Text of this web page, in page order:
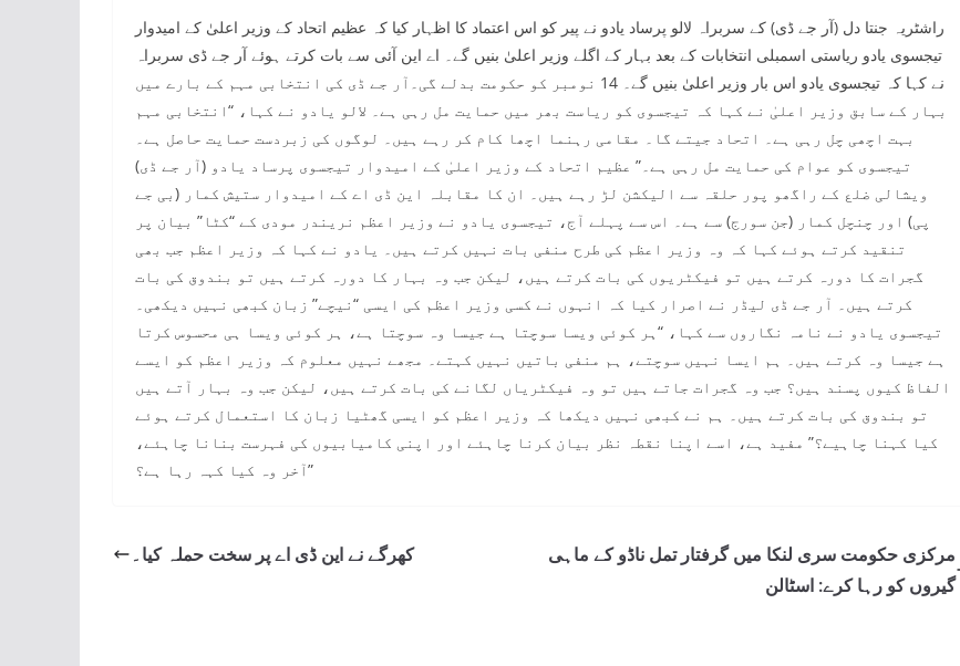
راشٹریہ جنتا دل (آر جے ڈی) کے سربراہ لالو پرساد یادو نے پیر کو اس اعتماد کا اظہار کیا کہ عظیم اتحاد کے وزیر اعلیٰ کے امیدوار
تیجسوی یادو ریاستی اسمبلی انتخابات کے بعد بہار کے اگلے وزیر اعلیٰ بنیں گے۔ اے این آئی سے بات کرتے ہوئے آر جے ڈی سربراہ
نے کہا کہ تیجسوی یادو اس بار وزیر اعلیٰ بنیں گے۔ 14 نومبر کو حکومت بدلے گی۔آر جے ڈی کی انتخابی مہم کے بارے میں
بہار کے سابق وزیر اعلیٰ نے کہا کہ تیجسوی کو ریاست بھر میں حمایت مل رہی ہے۔ لالو یادو نے کہا، “انتخابی مہم
بہت اچھی چل رہی ہے۔ اتحاد جیتے گا۔ مقامی رہنما اچھا کام کر رہے ہیں۔ لوگوں کی زبردست حمایت حاصل ہے۔
تیجسوی کو عوام کی حمایت مل رہی ہے۔” عظیم اتحاد کے وزیر اعلیٰ کے امیدوار تیجسوی پرساد یادو (آر جے ڈی)
ویشالی ضلع کے راگھو پور حلقہ سے الیکشن لڑ رہے ہیں۔ ان کا مقابلہ این ڈی اے کے امیدوار ستیش کمار (بی جے
پی) اور چنچل کمار (جن سورج) سے ہے۔ اس سے پہلے آج، تیجسوی یادو نے وزیر اعظم نریندر مودی کے “کٹا” بیان پر
تنقید کرتے ہوئے کہا کہ وہ وزیر اعظم کی طرح منفی بات نہیں کرتے ہیں۔ یادو نے کہا کہ وزیر اعظم جب بھی
گجرات کا دورہ کرتے ہیں تو فیکٹریوں کی بات کرتے ہیں، لیکن جب وہ بہار کا دورہ کرتے ہیں تو بندوق کی بات
کرتے ہیں۔ آر جے ڈی لیڈر نے اصرار کیا کہ انہوں نے کسی وزیر اعظم کی ایسی “نیچے” زبان کبھی نہیں دیکھی۔
تیجسوی یادو نے نامہ نگاروں سے کہا، “ہر کوئی ویسا سوچتا ہے جیسا وہ سوچتا ہے، ہر کوئی ویسا ہی محسوس کرتا
ہے جیسا وہ کرتے ہیں۔ ہم ایسا نہیں سوچتے، ہم منفی باتیں نہیں کہتے۔ مجھے نہیں معلوم کہ وزیر اعظم کو ایسے
الفاظ کیوں پسند ہیں؟ جب وہ گجرات جاتے ہیں تو وہ فیکٹریاں لگانے کی بات کرتے ہیں، لیکن جب وہ بہار آتے ہیں
تو بندوق کی بات کرتے ہیں۔ ہم نے کبھی نہیں دیکھا کہ وزیر اعظم کو ایسی گھٹیا زبان کا استعمال کرتے ہوئے
کیا کہنا چاہیے؟” مفید ہے، اسے اپنا نقطہ نظر بیان کرنا چاہئے اور اپنی کامیابیوں کی فہرست بنانا چاہئے،
آخر وہ کیا کہہ رہا ہے؟”
کھرگے نے این ڈی اے پر سخت حملہ کیا۔
مرکزی حکومت سری لنکا میں گرفتار تمل ناڈو کے ماہی
گیروں کو رہا کرے: اسٹالن